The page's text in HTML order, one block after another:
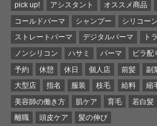
pick up! アシスタント オススメ商品
コールドパーマ
シャンプー シリコーン
ストレートパーマ
デジタルパーマ ト
ノンシリコン
ハサミ パーマ ビラ配
予約
休憩 休日 個人店 前髪 副
大型店
指名 服装 枝毛 給料 縮
美容師の働き方
肌ケア 育毛 若白髪
離職
頭皮ケア 髪の伸び